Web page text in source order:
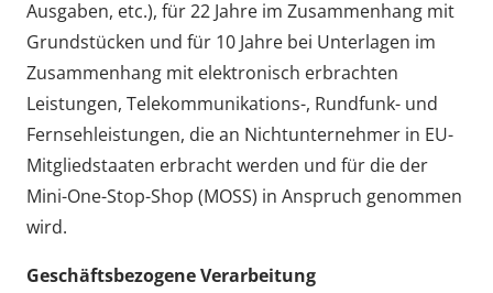
Ausgaben, etc.), für 22 Jahre im Zusammenhang mit
Grundstücken und für 10 Jahre bei Unterlagen im
Zusammenhang mit elektronisch erbrachten
Leistungen, Telekommunikations-, Rundfunk- und
Fernsehleistungen, die an Nichtunternehmer in EU-
Mitgliedstaaten erbracht werden und für die der
Mini-One-Stop-Shop (MOSS) in Anspruch genommen
wird.
Geschäftsbezogene Verarbeitung